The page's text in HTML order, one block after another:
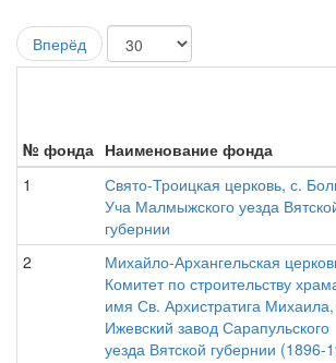
Вперёд
№ фонда Наименование фонда
1
Свято-Троицкая церковь, с.
Уча Малмыжского уезда
губернии
2
Михайло-Архангельская
Комитет по строительству
имя Св. Архистратига
Ижевский завод Сарапульского
уезда Вятской губернии (1896-